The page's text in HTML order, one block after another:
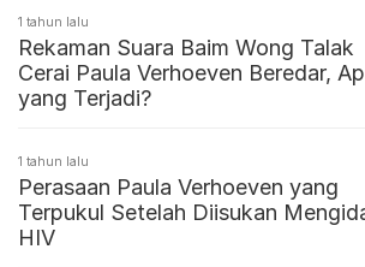
1 tahun lalu
Rekaman Suara Baim Wong Talak
Cerai Paula Verhoeven Beredar,
yang Terjadi?
1 tahun lalu
Perasaan Paula Verhoeven yang
Terpukul Setelah Diisukan
HIV